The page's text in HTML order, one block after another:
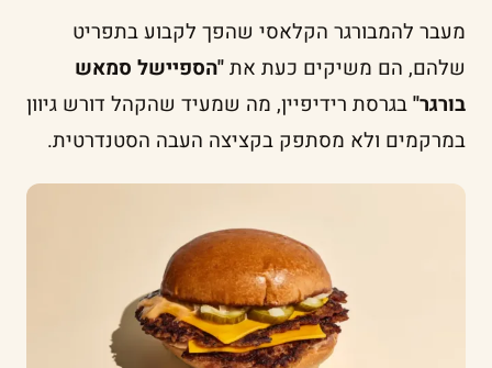
מעבר להמבורגר הקלאסי שהפך לקבוע בתפריט
שלהם, הם משיקים כעת את"הספיישל סמאש
בורגר"בגרסת רידיפיין, מה שמעיד שהקהל דורש גיוון
במרקמים ולא מסתפק בקציצה העבה הסטנדרטית.